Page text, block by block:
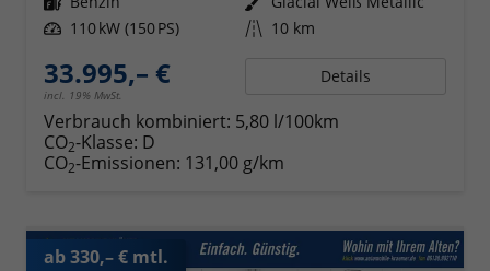
Leistung 110 kW (150 PS) Kilometerstand 10 km
33.995,– €
incl. 19% MwSt.
Details
Verbrauch kombiniert: 5,80 l/100km
CO2-Klasse: D
CO2-Emissionen: 131,00 g/km
ab 330,– € mtl.